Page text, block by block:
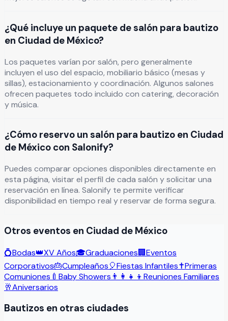
¿Qué incluye un paquete de salón para bautizo
en Ciudad de México?
Los paquetes varían por salón, pero generalmente
incluyen el uso del espacio, mobiliario básico (mesas y
sillas), estacionamiento y coordinación. Algunos salones
ofrecen paquetes todo incluido con catering, decoración
y música.
¿Cómo reservo un salón para bautizo en Ciudad
de México con Salonify?
Puedes comparar opciones disponibles directamente en
esta página, visitar el perfil de cada salón y solicitar una
reservación en línea. Salonify te permite verificar
disponibilidad en tiempo real y reservar de forma segura.
Otros eventos en Ciudad de México
💍Bodas👑XV Años🎓Graduaciones🏢Eventos
Corporativos🎂Cumpleaños🎈Fiestas Infantiles✝️Primeras
Comuniones 🍼 Baby Showers 👨‍👩‍👧‍👦 Reuniones Familiares
🥂Aniversarios
Bautizos en otras ciudades